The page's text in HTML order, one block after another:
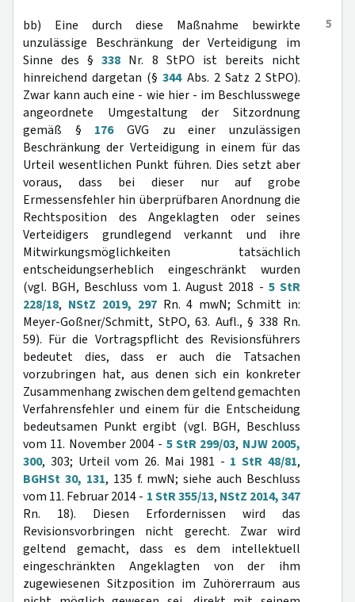
5
bb) Eine durch diese Maßnahme bewirkte
unzulässige Beschränkung der Verteidigung im
Sinne des §338 Nr. 8 StPO ist bereits nicht
hinreichend dargetan (§344Abs. 2 Satz 2 StPO).
Zwar kann auch eine - wie hier - im Beschlusswege
angeordnete Umgestaltung der Sitzordnung
gemäß § 176GVG zu einer unzulässigen
Beschränkung der Verteidigung in einem für das
Urteil wesentlichen Punkt führen. Dies setzt aber
voraus, dass bei dieser nur auf grobe
Ermessensfehler hin überprüfbaren Anordnung die
Rechtsposition des Angeklagten oder seines
Verteidigers grundlegend verkannt und ihre
Mitwirkungsmöglichkeiten tatsächlich
entscheidungserheblich eingeschränkt wurden
(vgl. BGH, Beschluss vom 1. August 2018 - 5 StR
228/18, NStZ 2019, 297Rn. 4 mwN; Schmitt in:
Meyer-Goßner/Schmitt, StPO, 63. Aufl., § 338 Rn.
59). Für die Vortragspflicht des Revisionsführers
bedeutet dies, dass er auch die Tatsachen
vorzubringen hat, aus denen sich ein konkreter
Zusammenhang zwischen dem geltend gemachten
Verfahrensfehler und einem für die Entscheidung
bedeutsamen Punkt ergibt (vgl. BGH, Beschluss
vom 11. November 2004 - 5 StR 299/03, NJW 2005,
300, 303; Urteil vom 26. Mai 1981 - 1 StR 48/81,
BGHSt 30, 131, 135 f. mwN; siehe auch Beschluss
vom 11. Februar 2014 - 1 StR 355/13, NStZ 2014, 347
Rn. 18). Diesen Erfordernissen wird das
Revisionsvorbringen nicht gerecht. Zwar wird
geltend gemacht, dass es dem intellektuell
eingeschränkten Angeklagten von der ihm
zugewiesenen Sitzposition im Zuhörerraum aus